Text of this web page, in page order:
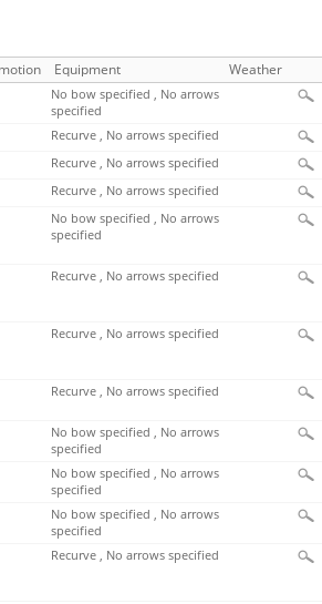
Equipment Weather
No bow specified , No arrows
specified
Recurve , No arrows specified
Recurve , No arrows specified
Recurve , No arrows specified
No bow specified , No arrows
specified
Recurve , No arrows specified
Recurve , No arrows specified
Recurve , No arrows specified
No bow specified , No arrows
specified
No bow specified , No arrows
specified
No bow specified , No arrows
specified
Recurve , No arrows specified